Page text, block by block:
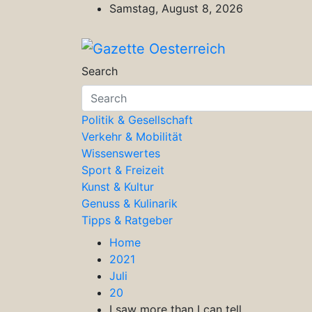
Samstag, August 8, 2026
Gazette Oesterreich
Magazin für Freizeit, Politik, Kultur
Search
Politik & Gesellschaft
Verkehr & Mobilität
Wissenswertes
Sport & Freizeit
Kunst & Kultur
Genuss & Kulinarik
Tipps & Ratgeber
Home
2021
Juli
20
I saw more than I can tell